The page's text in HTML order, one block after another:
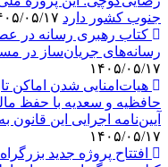
جنوب کشور دارد
کتاب رهبری رسانه در
رسانه‌های جریان‌ساز در
۱۴۰۵/۰۵/۱۷
هیات‌امنایی شدن اماکن
حافظیه و سعدیه با حفظ
آیین‌نامه اجرایی این قانون
۱۴۰۵/۰۵/۱۷